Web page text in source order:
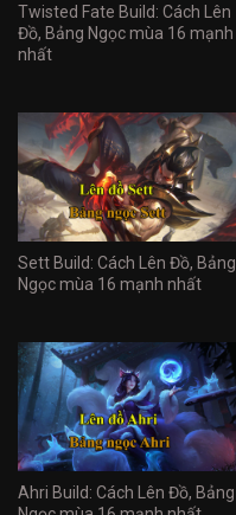
Twisted Fate Build: Cách Lên
Đồ, Bảng Ngọc mùa 16 mạnh
nhất
Sett Build: Cách Lên Đồ, Bảng
Ngọc mùa 16 mạnh nhất
Ahri Build: Cách Lên Đồ, Bảng